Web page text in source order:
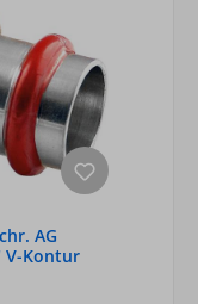
AG
V-Kontur